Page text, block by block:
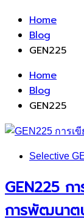
Home
Blog
GEN225
Home
Blog
GEN225
Selective
GEN225 ก
การพัฒนาต